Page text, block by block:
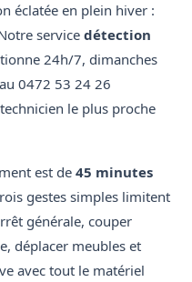
éclatée en plein hiver :
servicedétection
24h/7, dimanches
0472 53 24 26
le plus proche
est de45 minutes
gestes simples limitent
générale, couper
déplacer meubles et
avec tout le matériel